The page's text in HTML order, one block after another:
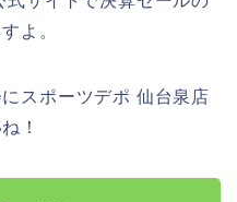
よ。
スポーツデポ 仙台泉店
！